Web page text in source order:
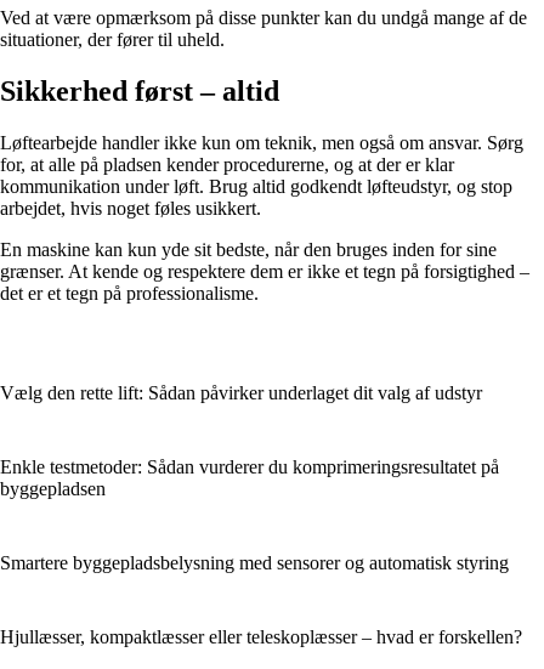
Ved at være opmærksom på disse punkter kan du undgå mange af de
situationer, der fører til uheld.
Sikkerhed først – altid
Løftearbejde handler ikke kun om teknik, men også om ansvar. Sørg
for, at alle på pladsen kender procedurerne, og at der er klar
kommunikation under løft. Brug altid godkendt løfteudstyr, og stop
arbejdet, hvis noget føles usikkert.
En maskine kan kun yde sit bedste, når den bruges inden for sine
grænser. At kende og respektere dem er ikke et tegn på forsigtighed –
det er et tegn på professionalisme.
Vælg den rette lift: Sådan påvirker underlaget dit valg af udstyr
Enkle testmetoder: Sådan vurderer du komprimeringsresultatet på
byggepladsen
Smartere byggepladsbelysning med sensorer og automatisk styring
Hjullæsser, kompaktlæsser eller teleskoplæsser – hvad er forskellen?